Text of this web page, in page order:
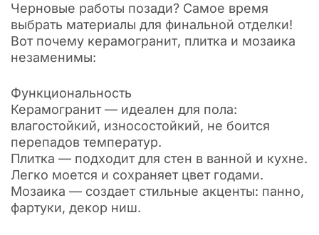
Черновые работы позади? Самое время
выбрать материалы для финальной отделки!
Вот почему керамогранит, плитка и мозаика
незаменимы:
Функциональность
Керамогранит — идеален для пола:
влагостойкий, износостойкий, не боится
перепадов температур.
Плитка — подходит для стен в ванной и кухне.
Легко моется и сохраняет цвет годами.
Мозаика — создает стильные акценты: панно,
фартуки, декор ниш.